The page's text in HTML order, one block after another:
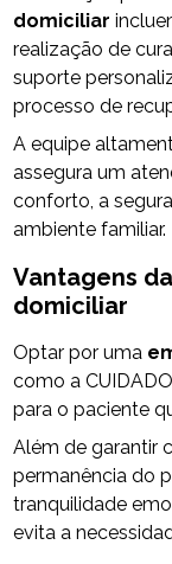
domiciliar
realização de
suporte
processo de
A equipe
assegura um
conforto, a
ambiente familiar.
Vantagens da
domiciliar
Optar por uma
como a
para o paciente
Além de garantir
permanência do
tranquilidade
evita a